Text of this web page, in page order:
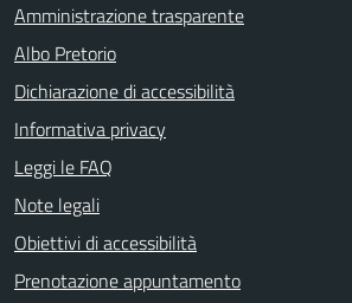
Amministrazione trasparente
Albo Pretorio
Dichiarazione di accessibilità
Informativa privacy
Leggi le FAQ
Note legali
Obiettivi di accessibilità
Prenotazione appuntamento